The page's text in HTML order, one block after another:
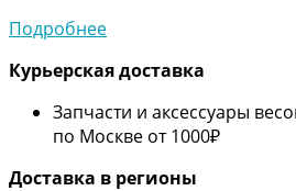
Подробнее
Курьерская доставка
Запчасти и аксессуары
по Москве от 1000₽
Доставка в регионы